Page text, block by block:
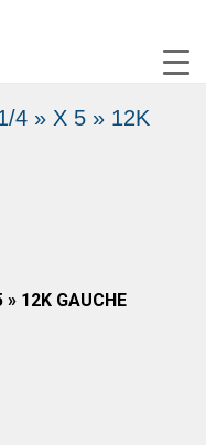
4 » X 5 » 12K
» 12K GAUCHE